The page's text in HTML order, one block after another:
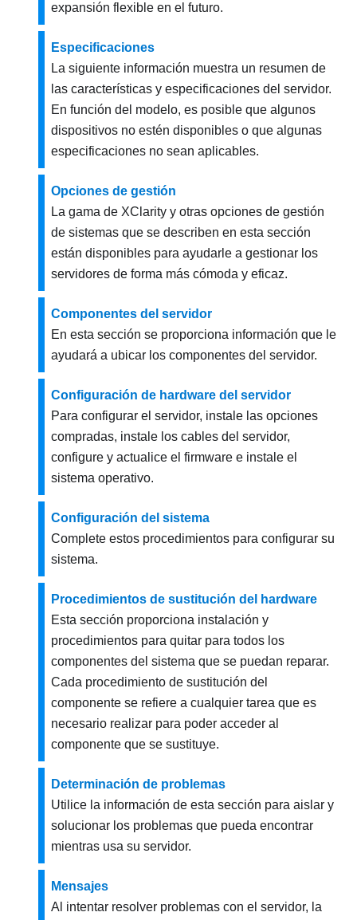
expansión flexible en el futuro.
Especificaciones
La siguiente información muestra un resumen de
las características y especificaciones del servidor.
En función del modelo, es posible que algunos
dispositivos no estén disponibles o que algunas
especificaciones no sean aplicables.
Opciones de gestión
La gama de XClarity y otras opciones de gestión
de sistemas que se describen en esta sección
están disponibles para ayudarle a gestionar los
servidores de forma más cómoda y eficaz.
Componentes del servidor
En esta sección se proporciona información que le
ayudará a ubicar los componentes del servidor.
Configuración de hardware del servidor
Para configurar el servidor, instale las opciones
compradas, instale los cables del servidor,
configure y actualice el firmware e instale el
sistema operativo.
Configuración del sistema
Complete estos procedimientos para configurar su
sistema.
Procedimientos de sustitución del hardware
Esta sección proporciona instalación y
procedimientos para quitar para todos los
componentes del sistema que se puedan reparar.
Cada procedimiento de sustitución del
componente se refiere a cualquier tarea que es
necesario realizar para poder acceder al
componente que se sustituye.
Determinación de problemas
Utilice la información de esta sección para aislar y
solucionar los problemas que pueda encontrar
mientras usa su servidor.
Mensajes
Al intentar resolver problemas con el servidor, la